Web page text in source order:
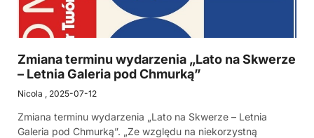
Zmiana terminu wydarzenia „Lato na Skwerze
– Letnia Galeria pod Chmurką”
Nicola 2025-07-12
Zmiana terminu wydarzenia „Lato na Skwerze – Letnia
Galeria pod Chmurką”. „Ze względu na niekorzystną